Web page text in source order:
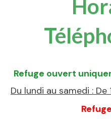
Refuge ouvert
Du lundi au samedi : De